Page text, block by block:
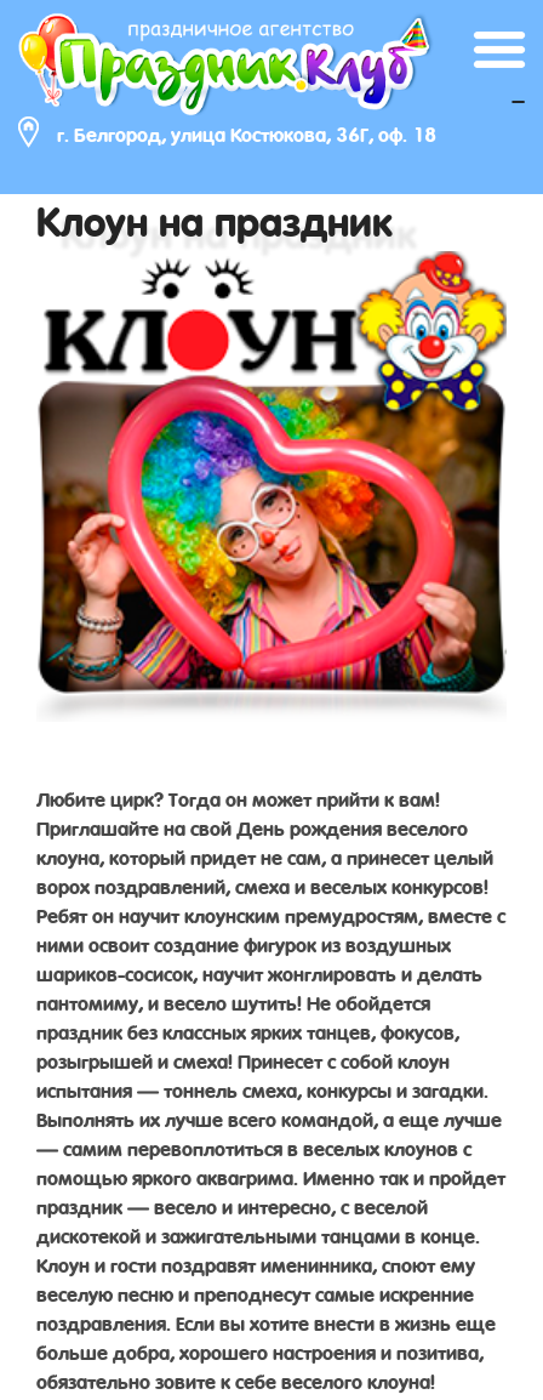
г. Белгород, улица Костюкова, 36Г, оф. 18
_
Клоун на праздник
Любите цирк? Тогда он может прийти к вам!
Приглашайте на свой День рождения веселого
клоуна, который придет не сам, а принесет целый
ворох поздравлений, смеха и веселых конкурсов!
Ребят он научит клоунским премудростям, вместе с
ними освоит создание фигурок из воздушных
шариков-сосисок, научит жонглировать и делать
пантомиму, и весело шутить! Не обойдется
праздник без классных ярких танцев, фокусов,
розыгрышей и смеха! Принесет с собой клоун
испытания — тоннель смеха, конкурсы и загадки.
Выполнять их лучше всего командой, а еще лучше
— самим перевоплотиться в веселых клоунов с
помощью яркого аквагрима. Именно так и пройдет
праздник — весело и интересно, с веселой
дискотекой и зажигательными танцами в конце.
Клоун и гости поздравят именинника, споют ему
веселую песню и преподнесут самые искренние
поздравления. Если вы хотите внести в жизнь еще
больше добра, хорошего настроения и позитива,
обязательно зовите к себе веселого клоуна!